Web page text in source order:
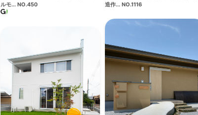
ルモ... NO.450
造作... NO.1116